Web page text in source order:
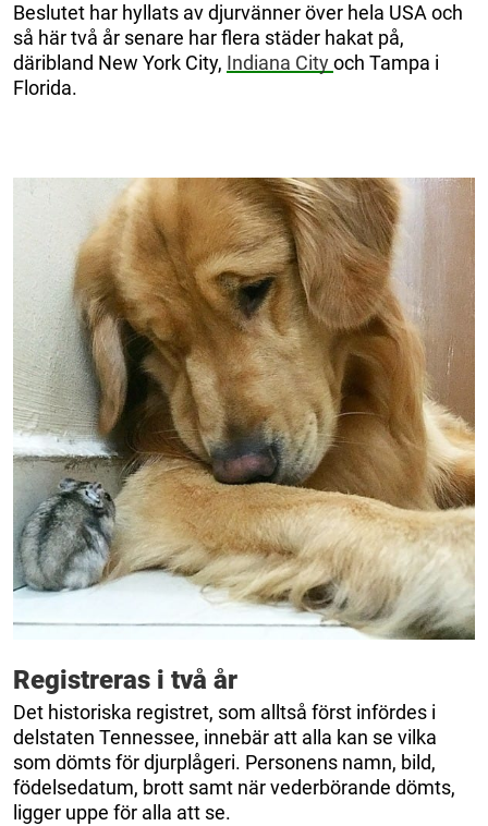
Beslutet har hyllats av djurvänner över hela USA och
så här två år senare har flera städer hakat på,
däribland New York City, Indiana Cityoch Tampa i
Florida.
Registreras i två år
Det historiska registret, som alltså först infördes i
delstaten Tennessee, innebär att alla kan se vilka
som dömts för djurplågeri. Personens namn, bild,
födelsedatum, brott samt när vederbörande dömts,
ligger uppe för alla att se.